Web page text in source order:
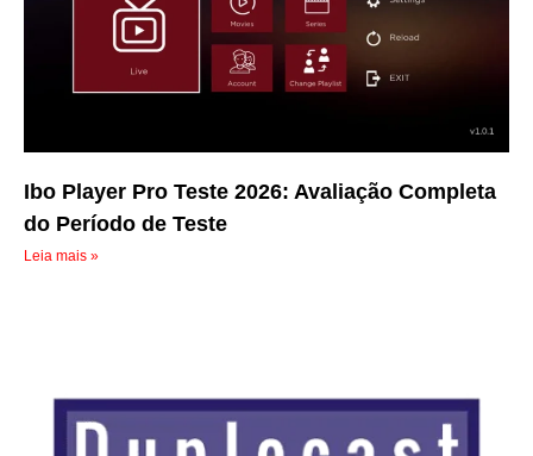
Ibo Player Pro Teste 2026: Avaliação Completa
do Período de Teste
Leia mais »